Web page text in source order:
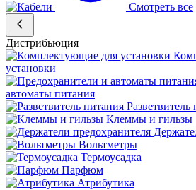
Смотреть все
Дистрибьюция
установки
автоматы питания
Разветвитель
Клеммы и гильзы
Вольтметры
Термоусадка
Парфюм
Атрибутика